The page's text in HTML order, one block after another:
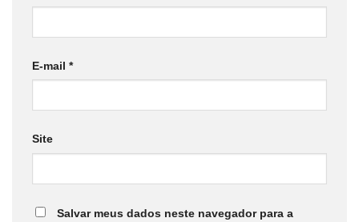
E-mail *
Site
Salvar meus dados neste navegador para a